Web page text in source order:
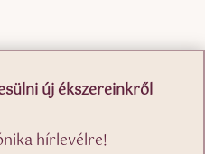
új ékszereinkről
hírlevélre!